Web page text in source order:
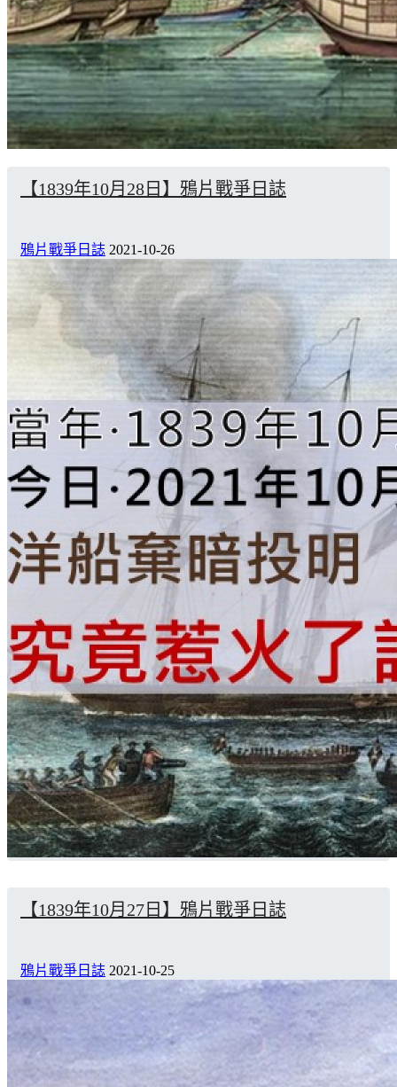
【1839年10月28日】鴉片戰爭日誌
鴉片戰爭日誌 2021-10-26
【1839年10月27日】鴉片戰爭日誌
鴉片戰爭日誌 2021-10-25